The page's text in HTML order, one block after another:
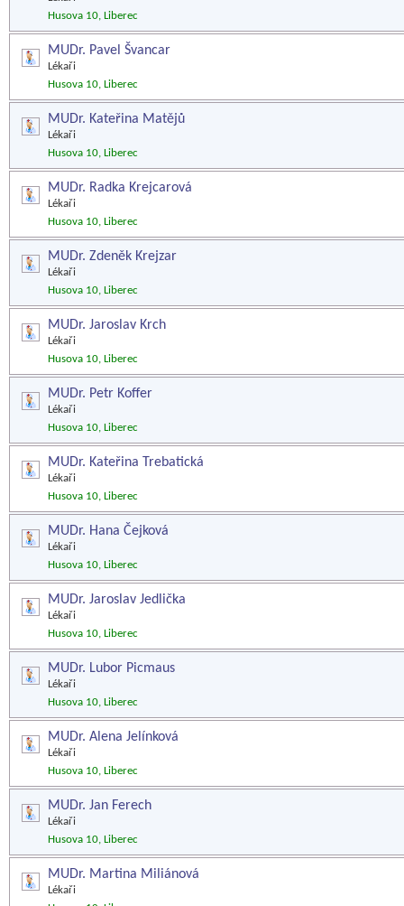
Husova 10, Liberec
MUDr. Pavel Švancar
Lékaři
Husova 10, Liberec
MUDr. Kateřina Matějů
Lékaři
Husova 10, Liberec
MUDr. Radka Krejcarová
Lékaři
Husova 10, Liberec
MUDr. Zdeněk Krejzar
Lékaři
Husova 10, Liberec
MUDr. Jaroslav Krch
Lékaři
Husova 10, Liberec
MUDr. Petr Koffer
Lékaři
Husova 10, Liberec
MUDr. Kateřina Trebatická
Lékaři
Husova 10, Liberec
MUDr. Hana Čejková
Lékaři
Husova 10, Liberec
MUDr. Jaroslav Jedlička
Lékaři
Husova 10, Liberec
MUDr. Lubor Picmaus
Lékaři
Husova 10, Liberec
MUDr. Alena Jelínková
Lékaři
Husova 10, Liberec
MUDr. Jan Ferech
Lékaři
Husova 10, Liberec
MUDr. Martina Miliánová
Lékaři